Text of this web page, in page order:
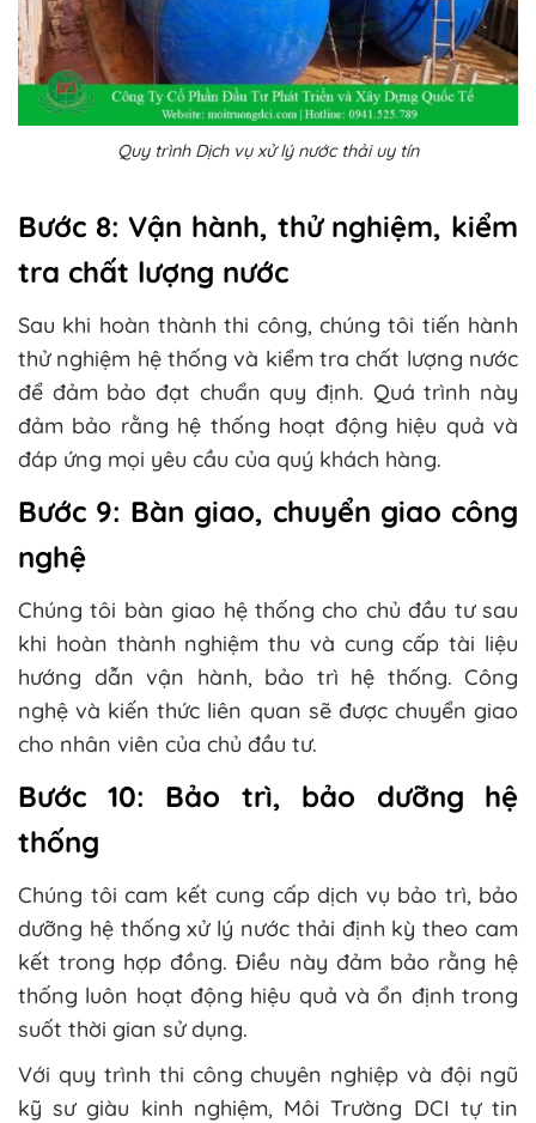
Quy trình Dịch vụ xử lý nước thải uy tín
Bước 8: Vận hành, thử nghiệm, kiểm
tra chất lượng nước
Sau khi hoàn thành thi công, chúng tôi tiến hành
thử nghiệm hệ thống và kiểm tra chất lượng nước
để đảm bảo đạt chuẩn quy định. Quá trình này
đảm bảo rằng hệ thống hoạt động hiệu quả và
đáp ứng mọi yêu cầu của quý khách hàng.
Bước 9: Bàn giao, chuyển giao công
nghệ
Chúng tôi bàn giao hệ thống cho chủ đầu tư sau
khi hoàn thành nghiệm thu và cung cấp tài liệu
hướng dẫn vận hành, bảo trì hệ thống. Công
nghệ và kiến thức liên quan sẽ được chuyển giao
cho nhân viên của chủ đầu tư.
Bước 10: Bảo trì, bảo dưỡng hệ
thống
Chúng tôi cam kết cung cấp dịch vụ bảo trì, bảo
dưỡng hệ thống xử lý nước thải định kỳ theo cam
kết trong hợp đồng. Điều này đảm bảo rằng hệ
thống luôn hoạt động hiệu quả và ổn định trong
suốt thời gian sử dụng.
Với quy trình thi công chuyên nghiệp và đội ngũ
kỹ sư giàu kinh nghiệm, Môi Trường DCI tự tin